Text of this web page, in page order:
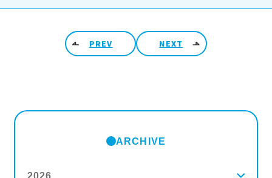
投稿ナビゲーションPREV NEXT
ARCHIVE
2026